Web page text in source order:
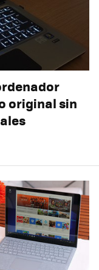
original sin